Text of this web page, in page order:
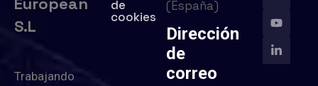
S.L
Trabajando
de
cookies
(España)
Dirección
de
correo